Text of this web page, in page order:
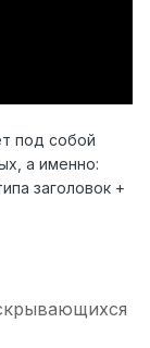
под собой
а именно:
заголовок +